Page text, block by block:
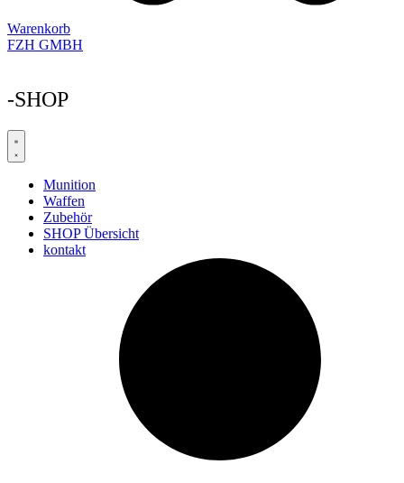
Warenkorb
FZH GMBH
-SHOP
Munition
Waffen
Zubehör
SHOP Übersicht
kontakt